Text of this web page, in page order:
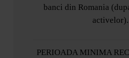
banci din Romania
activelor).
PERIOADA MINIMA